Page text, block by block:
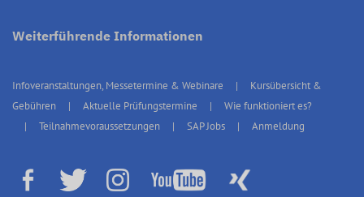
Weiterführende Informationen
Infoveranstaltungen, Messetermine & Webinare
Kursübersicht &
Gebühren
Aktuelle Prüfungstermine
Wie funktioniert es?
Teilnahmevoraussetzungen
SAP Jobs Anmeldung